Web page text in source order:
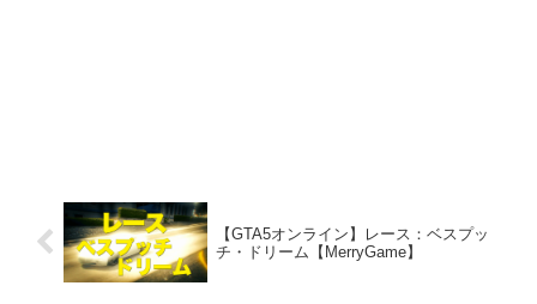
【GTA5オンライン】レース：ベスプッ
チ・ドリーム【MerryGame】